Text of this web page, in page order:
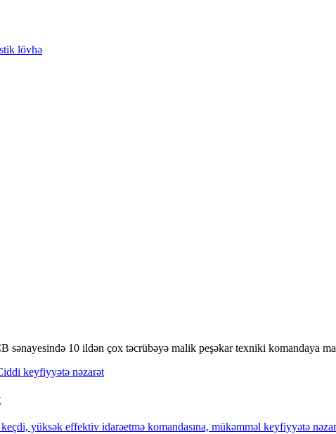
lövhə
10 ildən çox təcrübəyə malik peşəkar texniki komandaya
yüksək effektiv idarəetmə komandasına, mükəmməl keyfiyyətə